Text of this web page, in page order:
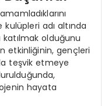
adı altında
katılmak olduğunu
etkinliğinin, gençleri
teşvik etmeye
hayata